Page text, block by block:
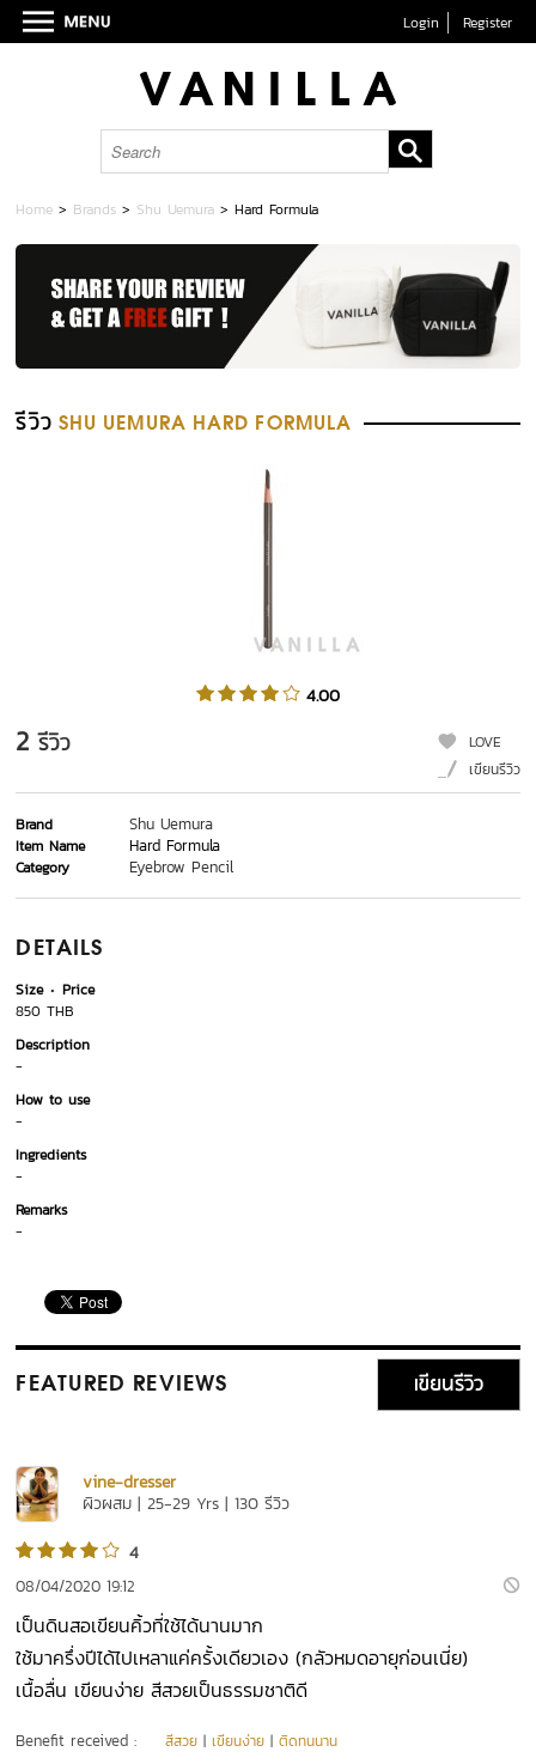
Login Register
Home > Brands > Shu Uemura >Hard Formula
รีวิว SHU UEMURA HARD FORMULA
4.00
2 รีวิว
LOVE
เขียนรีวิว
Brand Shu Uemura
Item Name Hard Formula
Category Eyebrow Pencil
DETAILS
Size
Price
850 THB
Description
-
How to use
-
Ingredients
-
Remarks
-
FEATURED REVIEWS เขียนรีวิว
vine-dresser
ผิวผสม | 25-29 Yrs | 130 รีวิว
4
08/04/2020 19:12
เป็นดินสอเขียนคิ้วที่ใช้ได้นานมาก
ใช้มาครึ่งปีได้ไปเหลาแค่ครั้งเดียวเอง (กลัวหมดอายุก่อนเนี่ย)
เนื้อลื่น เขียนง่าย สีสวยเป็นธรรมชาติดี
Benefit received : สีสวย |เขียนง่าย |ติดทนนาน